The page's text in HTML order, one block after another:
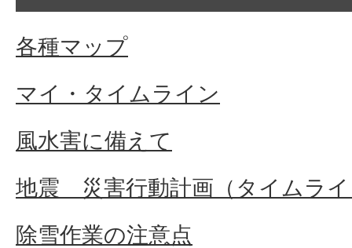
各種マップ
マイ・タイムライン
風水害に備えて
地震 災害行動計画（タイムラ
除雪作業の注意点